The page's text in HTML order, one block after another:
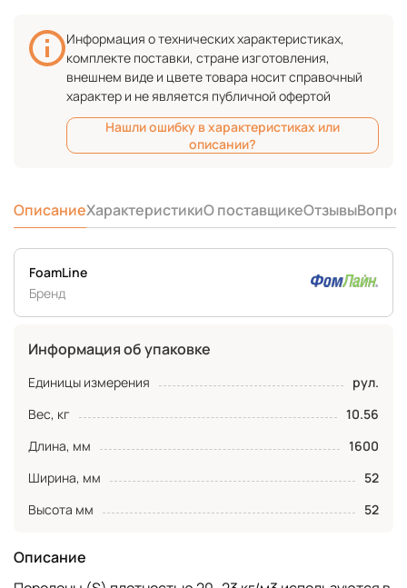
Информация о технических характеристиках,
комплекте поставки, стране изготовления,
внешнем виде и цвете товара носит справочный
характер и не является публичной офертой
Нашли ошибку в характеристиках или
описании?
ОписаниеХарактеристикиО поставщикеОтзывы
Описание
FoamLine
Бренд
Информация об упаковке
Единицы измерения
рул.
Вес, кг
10.56
Длина, мм
1600
Ширина, мм
52
Высота мм
52